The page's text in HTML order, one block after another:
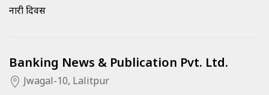
नारी दिवस
Banking News & Publication Pvt. Ltd.
Jwagal-10, Lalitpur